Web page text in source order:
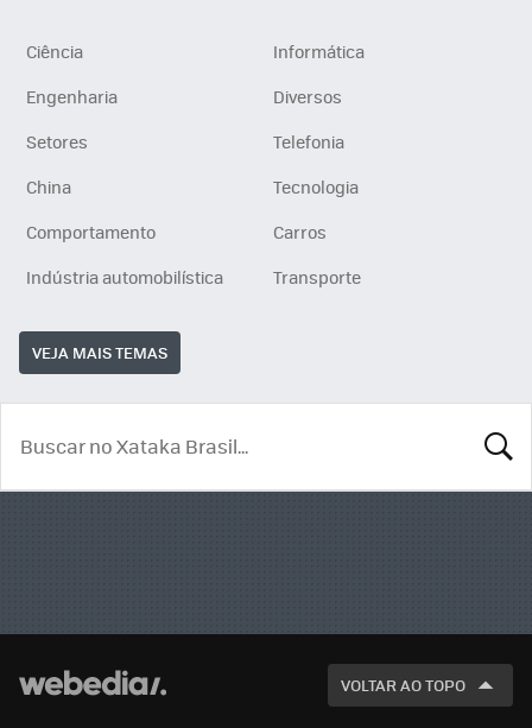
Ciência
Informática
Engenharia
Diversos
Setores
Telefonia
China
Tecnologia
Comportamento
Carros
Indústria automobilística
Transporte
VEJA MAIS TEMAS
VOLTAR AO TOPO